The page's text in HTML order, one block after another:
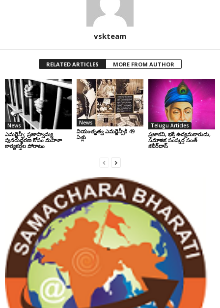
vskteam
RELATED ARTICLES MORE FROM AUTHOR
News
ఎమర్జెన్సీ: ప్రజాస్వామ్య
పునరుద్ధరణ కోసం మహిళా
కార్యకర్తల పోరాటం
News
నియంతృత్వ ఎమర్జెన్సీకి 49
ఏళ్లు
Telugu Articles
ప్రజాకవి, భక్తి ఉద్యమకారుడు,
సమాజిక సంస్కర్త సంత్‌
కబీర్‌దాస్‌